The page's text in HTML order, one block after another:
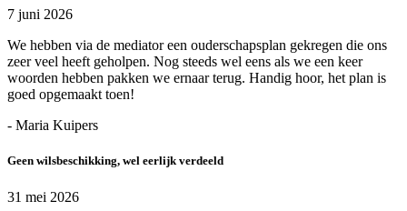
7 juni 2026
We hebben via de mediator een ouderschapsplan gekregen die ons
zeer veel heeft geholpen. Nog steeds wel eens als we een keer
woorden hebben pakken we ernaar terug. Handig hoor, het plan is
goed opgemaakt toen!
- Maria Kuipers
Geen wilsbeschikking, wel eerlijk verdeeld
31 mei 2026